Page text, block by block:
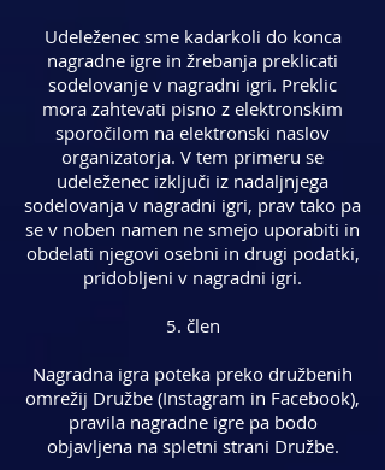
Udeleženec sme kadarkoli do konca
nagradne igre in žrebanja preklicati
sodelovanje v nagradni igri. Preklic
mora zahtevati pisno z elektronskim
sporočilom na elektronski naslov
organizatorja. V tem primeru se
udeleženec izključi iz nadaljnjega
sodelovanja v nagradni igri, prav tako pa
se v noben namen ne smejo uporabiti in
obdelati njegovi osebni in drugi podatki,
pridobljeni v nagradni igri.
5. člen
Nagradna igra poteka preko družbenih
omrežij Družbe (Instagram in Facebook),
pravila nagradne igre pa bodo
objavljena na spletni strani Družbe.